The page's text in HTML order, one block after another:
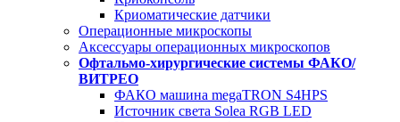
Криоматические датчики
Операционные микроскопы
Аксессуары операционных микроскопов
Офтальмо-хирургические системы ФАКО/
ВИТРЕО
ФАКО машина megaTRON S4HPS
Источник света Solea RGB LED